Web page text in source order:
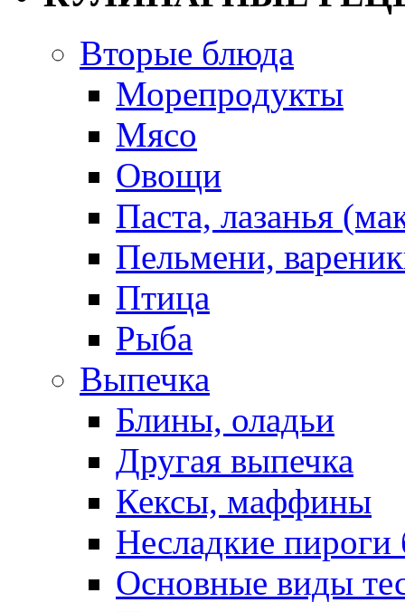
Вторые блюда
Морепродукты
Мясо
Овощи
Паста, лазанья
Пельмени,
Птица
Рыба
Выпечка
Блины, оладьи
Другая выпечка
Кексы, маффины
Несладкие пироги
Основные виды